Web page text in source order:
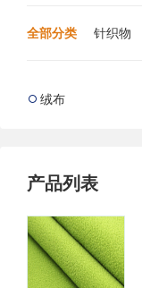
全部分类 针织物
 绒布
产品列表